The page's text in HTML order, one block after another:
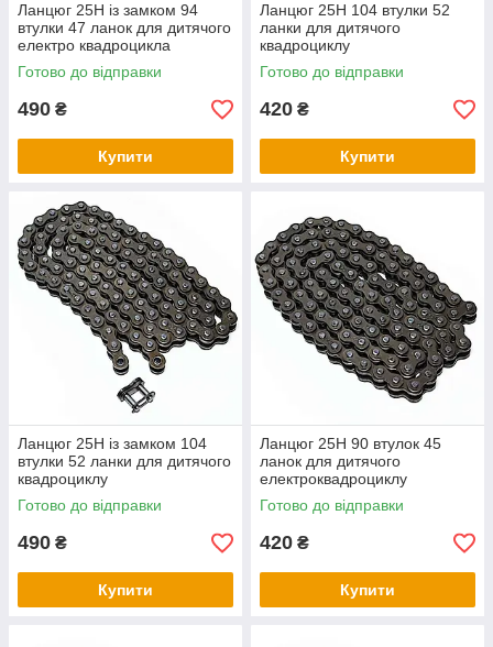
Ланцюг 25H із замком 94
втулки 47 ланок для дитячого
електро квадроцикла
Готово до відправки
490 ₴
Купити
Ланцюг 25H 104 втулки 52
ланки для дитячого
квадроциклу
Готово до відправки
420 ₴
Купити
Ланцюг 25H із замком 104
втулки 52 ланки для дитячого
квадроциклу
Готово до відправки
490 ₴
Купити
Ланцюг 25H 90 втулок 45
ланок для дитячого
електроквадроциклу
Готово до відправки
420 ₴
Купити